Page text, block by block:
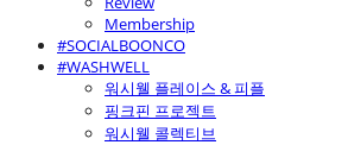
Membership
#SOCIALBOONCO
#WASHWELL
워시웰 플레이스 & 피플
핑크핀 프로젝트
워시웰 콜렉티브